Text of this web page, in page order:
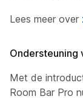
Lees meer over
Ondersteuning
Met de
Room Bar Pro